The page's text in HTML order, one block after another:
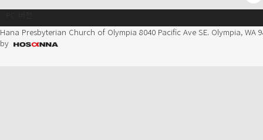
Hana Presbyterian Church of Olympia 8040 Pacific Ave SE. Olympia, WA
by